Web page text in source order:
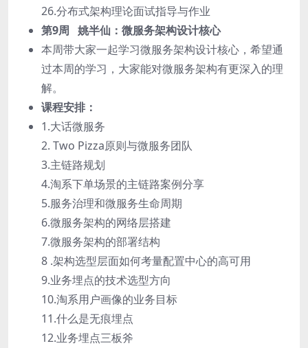
26.分布式架构理论面试指导与作业
第9周 姚半仙：微服务架构设计核心
本周带大家一起学习微服务架构设计核心，希望通
过本周的学习，大家能对微服务架构有更深入的理
解。
课程安排：
1.大话微服务
2. Two Pizza原则与微服务团队
3.主链路规划
4.淘系下单场景的主链路案例分享
5.服务治理和微服务生命周期
6.微服务架构的网络层搭建
7.微服务架构的部署结构
8 .架构选型层面如何考量配置中心的高可用
9.业务埋点的技术选型方向
10.淘系用户画像的业务目标
11.什么是无痕埋点
12.业务埋点三板斧